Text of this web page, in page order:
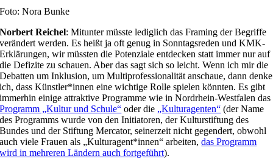
Foto: Nora Bunke
Norbert Reichel: Mitunter müsste lediglich das Framing der Begriffe
verändert werden. Es heißt ja oft genug in Sonntagsreden und KMK-
Erklärungen, wir müssten die Potenziale entdecken statt immer nur auf
die Defizite zu schauen. Aber das sagt sich so leicht. Wenn ich mir die
Debatten um Inklusion, um Multiprofessionalität anschaue, dann denke
ich, dass Künstler*innen eine wichtige Rolle spielen könnten. Es gibt
immerhin einige attraktive Programme wie in Nordrhein-Westfalen das
Programm „Kultur und Schule“ oder die „Kulturagenten“ (der Name
des Programms wurde von den Initiatoren, der Kulturstiftung des
Bundes und der Stiftung Mercator, seinerzeit nicht gegendert, obwohl
auch viele Frauen als „Kulturagent*innen“ arbeiten,das Programm
wird in mehreren Ländern auch fortgeführt).